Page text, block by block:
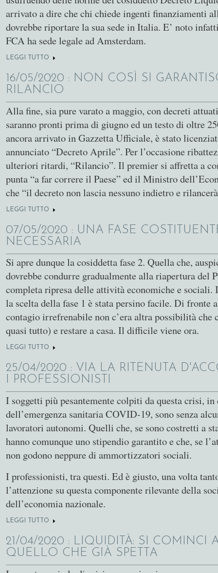
arrivato a dire che chi chiede ingenti finanziamenti
dovrebbe riportare la sua sede in Italia. E’ noto
FCA ha sede legale ad Amsterdam.
LEGGI TUTTO SU MAGGIORANZA E FCA, POCHE IDEE E ANCHE
16/05/2020 : NON COSÌ SI
RILANCIO
Alla fine, sia pure varato a maggio, con decreti
saranno pronti prima di giugno ed un testo di oltre
ancora arrivato in Gazzetta Ufficiale, è stato
annunciato “Decreto Aprile”. Per l’occasione
ulteriori ritardi, “Rilancio”. Il premier si affretta a
punta “a far correre il Paese” ed il Ministro
che “il decreto non lascia nessuno indietro e
LEGGI TUTTO SU NON COSÌ SI GARANTISCE IL RILANCIO
07/05/2020 : UNA FASE
NECESSARIA
Si apre dunque la cosiddetta fase 2. Quella che,
dovrebbe condurre gradualmente alla riapertura del
completa ripresa delle attività economiche e sociali.
la scelta della fase 1 è stata persino facile. Di fronte
contagio irrefrenabile non c’era altra possibilità che
quasi tutto) e restare a casa. Il difficile viene ora.
LEGGI TUTTO SU UNA FASE COSTITUENTE È NECESSARIA
25/04/2020 : VIA LA RITENUTA
I PROFESSIONISTI
I soggetti più pesantemente colpiti da questa crisi, in
dell’emergenza sanitaria COVID-19, sono senza
lavoratori autonomi. Quelli che, se sono costretti a
hanno comunque uno stipendio garantito e che, se
non godono neppure di ammortizzatori sociali.
I professionisti, tra questi. Ed è giusto, una volta
l’attenzione su questa componente rilevante della
dell’economia nazionale.
LEGGI TUTTO SU VIA LA RITENUTA D'ACCONTO PER I
21/04/2020 : LIQUIDITÀ: SI COMINCI
QUELLO CHE GIÀ SPETTA